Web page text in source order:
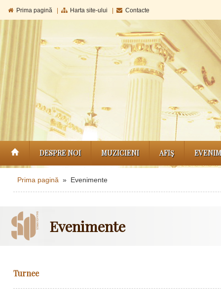
Prima pagină Harta site-ului Contacte
DESPRE NOI MUZICIENI AFIŞ
Prima pagină » Evenimente
Evenimente
Turnee